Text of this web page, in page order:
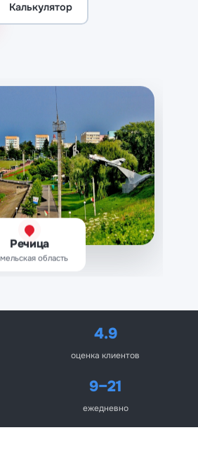
Калькулятор
Речица
область
4.9
оценка клиентов
9–21
ежедневно